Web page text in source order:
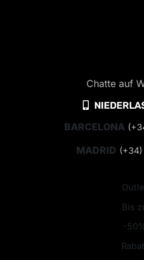
Chatte auf
BARCELONA
MADRID (+34)
Bis
-